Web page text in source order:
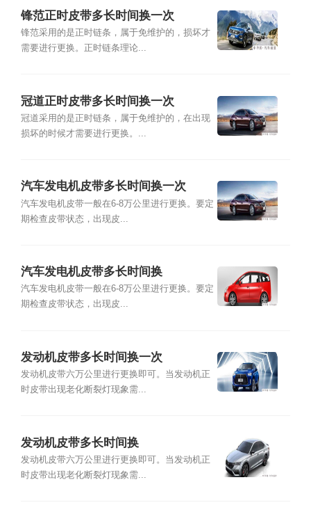
锋范正时皮带多长时间换一次
锋范采用的是正时链条，属于免维护的，损坏才
需要进行更换。正时链条理论...
冠道正时皮带多长时间换一次
冠道采用的是正时链条，属于免维护的，在出现
损坏的时候才需要进行更换。...
汽车发电机皮带多长时间换一次
汽车发电机皮带一般在6-8万公里进行更换。要定
期检查皮带状态，出现皮...
汽车发电机皮带多长时间换
汽车发电机皮带一般在6-8万公里进行更换。要定
期检查皮带状态，出现皮...
发动机皮带多长时间换一次
发动机皮带六万公里进行更换即可。当发动机正
时皮带出现老化断裂灯现象需...
发动机皮带多长时间换
发动机皮带六万公里进行更换即可。当发动机正
时皮带出现老化断裂灯现象需...